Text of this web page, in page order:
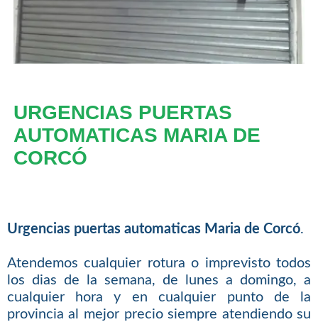
URGENCIAS PUERTAS
AUTOMATICAS MARIA DE
CORCÓ
Urgencias puertas automaticas Maria de Corcó.
Atendemos cualquier rotura o imprevisto todos
los dias de la semana, de lunes a domingo, a
cualquier hora y en cualquier punto de la
provincia al mejor precio siempre atendiendo su